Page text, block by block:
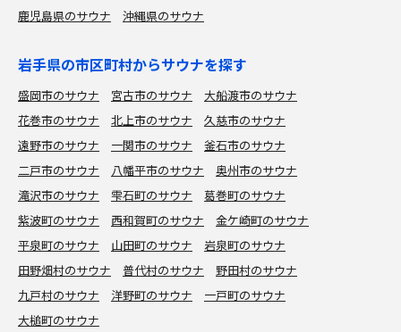
鹿児島県のサウナ
沖縄県のサウナ
岩手県の市区町村からサウナを探す
盛岡市のサウナ 宮古市のサウナ
大船渡市のサウナ
花巻市のサウナ
北上市のサウナ
久慈市のサウナ
遠野市のサウナ
一関市のサウナ
釜石市のサウナ
二戸市のサウナ
八幡平市のサウナ
奥州市のサウナ
滝沢市のサウナ
雫石町のサウナ
葛巻町のサウナ
紫波町のサウナ
西和賀町のサウナ
金ケ崎町のサウナ
平泉町のサウナ
山田町のサウナ
岩泉町のサウナ
田野畑村のサウナ
普代村のサウナ
野田村のサウナ
九戸村のサウナ
洋野町のサウナ
一戸町のサウナ
大槌町のサウナ